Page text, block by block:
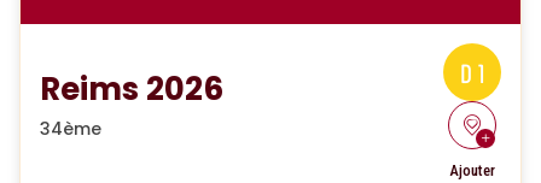
Reims 2026
34ème
D 1
Ajouter